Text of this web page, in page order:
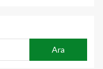
Ara